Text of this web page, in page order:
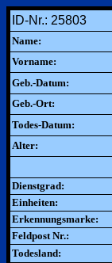
ID-Nr.: 25803
Name:
Vorname:
Geb.-Datum:
Geb.-Ort:
Todes-Datum:
Alter:
Dienstgrad:
Einheiten:
Erkennungsmarke:
Feldpost Nr.:
Todesland: